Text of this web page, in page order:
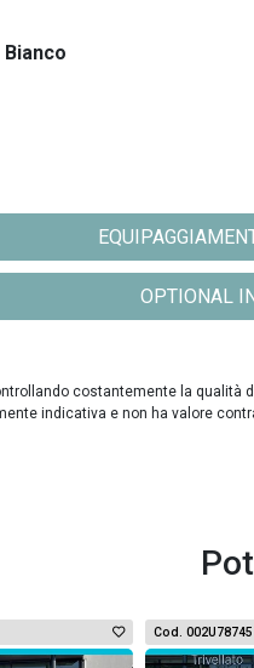
Bianco
OPTIONAL
costantemente la
indicativa e non ha valore
Cod. 002U78745